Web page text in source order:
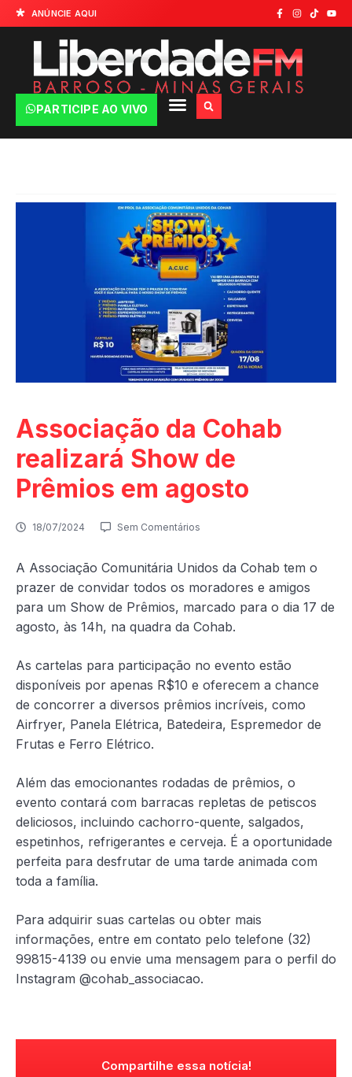
ANÚNCIE AQUI
PARTICIPE AO VIVO
Associação da Cohab
realizará Show de
Prêmios em agosto
18/07/2024 Sem Comentários
A Associação Comunitária Unidos da Cohab tem o
prazer de convidar todos os moradores e amigos
para um Show de Prêmios, marcado para o dia 17 de
agosto, às 14h, na quadra da Cohab.
As cartelas para participação no evento estão
disponíveis por apenas R$10 e oferecem a chance
de concorrer a diversos prêmios incríveis, como
Airfryer, Panela Elétrica, Batedeira, Espremedor de
Frutas e Ferro Elétrico.
Além das emocionantes rodadas de prêmios, o
evento contará com barracas repletas de petiscos
deliciosos, incluindo cachorro-quente, salgados,
espetinhos, refrigerantes e cerveja. É a oportunidade
perfeita para desfrutar de uma tarde animada com
toda a família.
Para adquirir suas cartelas ou obter mais
informações, entre em contato pelo telefone (32)
99815-4139 ou envie uma mensagem para o perfil do
Instagram @cohab_associacao.
Compartilhe essa notícia!